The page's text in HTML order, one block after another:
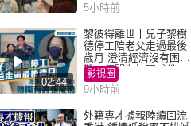
5小時前
02:44
黎彼得離世丨兒子黎樹
德停工陪老父走過最後
歲月 澄清經濟沒有困
難：傳聞有誇張成份
影視圈
9小時前
外籍專才據報陸續回流